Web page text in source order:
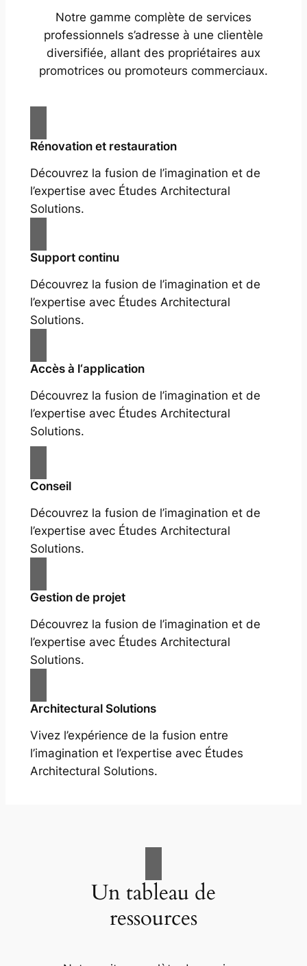
Notre gamme complète de services
professionnels s’adresse à une clientèle
diversifiée, allant des propriétaires aux
promotrices ou promoteurs commerciaux.
Rénovation et restauration
Découvrez la fusion de l’imagination et de
l’expertise avec Études Architectural
Solutions.
Support continu
Découvrez la fusion de l’imagination et de
l’expertise avec Études Architectural
Solutions.
Accès à l‘application
Découvrez la fusion de l’imagination et de
l’expertise avec Études Architectural
Solutions.
Conseil
Découvrez la fusion de l’imagination et de
l’expertise avec Études Architectural
Solutions.
Gestion de projet
Découvrez la fusion de l’imagination et de
l’expertise avec Études Architectural
Solutions.
Architectural Solutions
Vivez l’expérience de la fusion entre
l’imagination et l’expertise avec Études
Architectural Solutions.
Un tableau de
ressources